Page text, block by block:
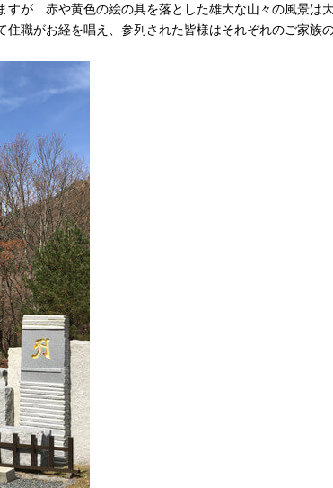
が…赤や黄色の絵の具を落とした雄大な山々の風景は
職がお経を唱え、参列された皆様はそれぞれのご家族